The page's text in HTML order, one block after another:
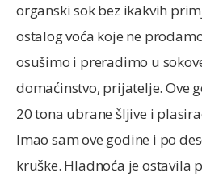
organski sok bez ikakvih
ostalog voća koje ne
osušimo i preradimo u
domaćinstvo, prijatelje. Ove
20 tona ubrane šljive i
Imao sam ove godine i po
kruške. Hladnoća je ostavila